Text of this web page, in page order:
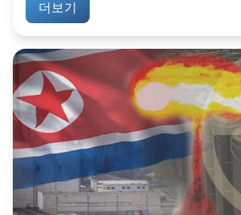
더보기